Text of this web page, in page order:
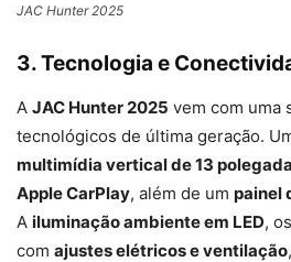
JAC Hunter 2025
3. Tecnologia e
A JAC Hunter 2025 vem com uma
tecnológicos de última geração.
multimídia vertical de 13
Apple CarPlay, além de um painel
A iluminação ambiente em LED,
com ajustes elétricos e ventilação